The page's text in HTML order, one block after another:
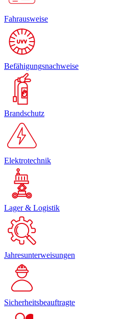
Fahrausweise
Befähigungsnachweise
Brandschutz
Elektrotechnik
Lager & Logistik
Jahresunterweisungen
Sicherheitsbeauftragte